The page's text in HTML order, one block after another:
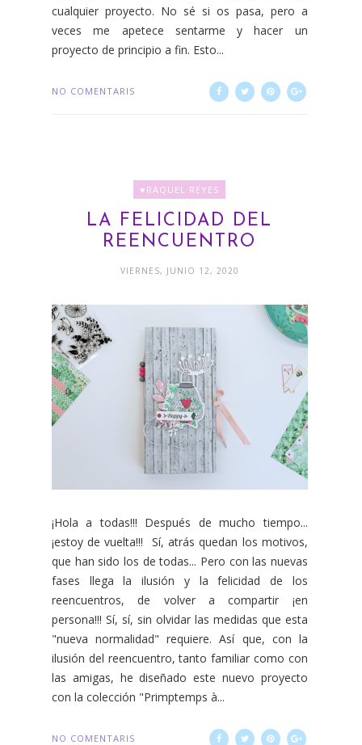
cualquier proyecto. No sé si os pasa, pero a
veces me apetece sentarme y hacer un
proyecto de principio a fin. Esto...
NO COMENTARIS
♥RAQUEL REYES
LA FELICIDAD DEL
REENCUENTRO
VIERNES, JUNIO 12, 2020
¡Hola a todas!!! Después de mucho tiempo...
¡estoy de vuelta!!! Sí, atrás quedan los motivos,
que han sido los de todas... Pero con las nuevas
fases llega la ilusión y la felicidad de los
reencuentros, de volver a compartir ¡en
persona!!! Sí, sí, sin olvidar las medidas que esta
"nueva normalidad" requiere. Así que, con la
ilusión del reencuentro, tanto familiar como con
las amigas, he diseñado este nuevo proyecto
con la colección "Primptemps à...
NO COMENTARIS